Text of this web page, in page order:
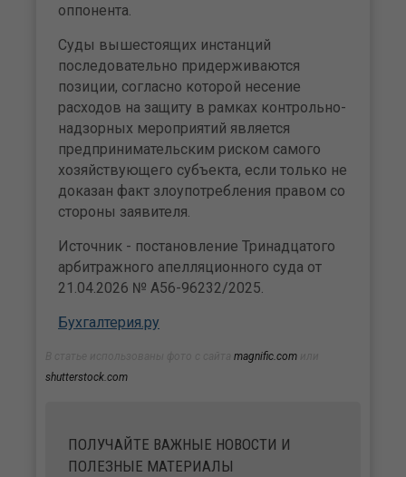
оппонента.
Суды вышестоящих инстанций
последовательно придерживаются
позиции, согласно которой несение
расходов на защиту в рамках контрольно-
надзорных мероприятий является
предпринимательским риском самого
хозяйствующего субъекта, если только не
доказан факт злоупотребления правом со
стороны заявителя.
Источник - постановление Тринадцатого
арбитражного апелляционного суда от
21.04.2026 № А56-96232/2025.
Бухгалтерия.ру
magnific.com
shutterstock.com
ПОЛУЧАЙТЕ ВАЖНЫЕ НОВОСТИ И
ПОЛЕЗНЫЕ МАТЕРИАЛЫ